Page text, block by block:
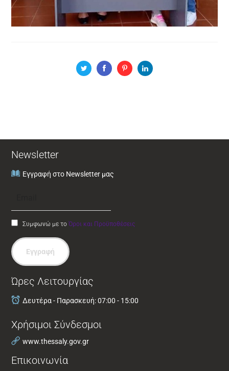
Newsletter
Εγγραφή στο Newsletter μας
Συμφωνώ με τοΌροι και Προϋποθέσεις
Εγγραφή
Ώρες Λειτουργίας
Δευτέρα - Παρασκευή: 07:00 - 15:00
Χρήσιμοι Σύνδεσμοι
www.thessaly.gov.gr
Επικοινωνία